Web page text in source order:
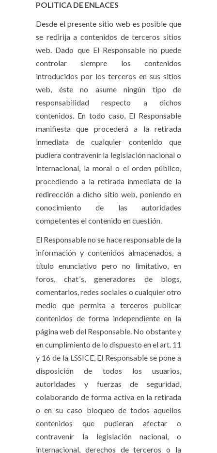
POLITICA DE ENLACES
Desde el presente sitio web es posible que
se redirija a contenidos de terceros sitios
web. Dado que El Responsable no puede
controlar siempre los contenidos
introducidos por los terceros en sus sitios
web, éste no asume ningún tipo de
responsabilidad respecto a dichos
contenidos. En todo caso, El Responsable
manifiesta que procederá a la retirada
inmediata de cualquier contenido que
pudiera contravenir la legislación nacional o
internacional, la moral o el orden público,
procediendo a la retirada inmediata de la
redirección a dicho sitio web, poniendo en
conocimiento de las autoridades
competentes el contenido en cuestión.
El Responsable no se hace responsable de la
información y contenidos almacenados, a
título enunciativo pero no limitativo, en
foros, chat´s, generadores de blogs,
comentarios, redes sociales o cualquier otro
medio que permita a terceros publicar
contenidos de forma independiente en la
página web del Responsable. No obstante y
en cumplimiento de lo dispuesto en el art. 11
y 16 de la LSSICE, El Responsable se pone a
disposición de todos los usuarios,
autoridades y fuerzas de seguridad,
colaborando de forma activa en la retirada
o en su caso bloqueo de todos aquellos
contenidos que pudieran afectar o
contravenir la legislación nacional, o
internacional, derechos de terceros o la